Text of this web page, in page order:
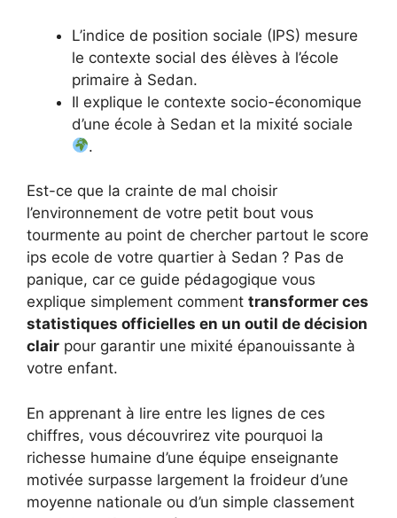
L’indice de position sociale (IPS) mesure
le contexte social des élèves à l’école
primaire à Sedan.
Il explique le contexte socio-économique
d’une école à Sedan et la mixité sociale
.
Est-ce que la crainte de mal choisir
l’environnement de votre petit bout vous
tourmente au point de chercher partout le score
ips ecole de votre quartier à Sedan ? Pas de
panique, car ce guide pédagogique vous
explique simplement comment transformer ces
statistiques officielles en un outil de décision
clair pour garantir une mixité épanouissante à
votre enfant.
En apprenant à lire entre les lignes de ces
chiffres, vous découvrirez vite pourquoi la
richesse humaine d’une équipe enseignante
motivée surpasse largement la froideur d’une
moyenne nationale ou d’un simple classement